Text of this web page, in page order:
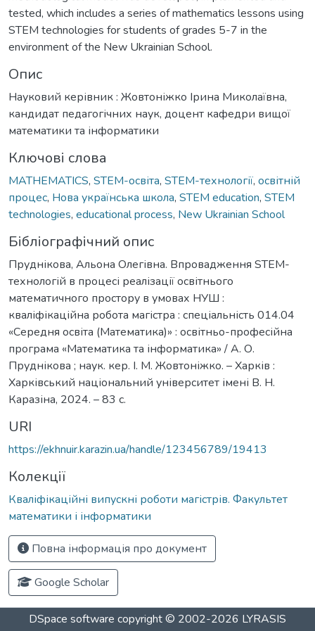
tested, which includes a series of mathematics lessons using
STEM technologies for students of grades 5-7 in the
environment of the New Ukrainian School.
Опис
Науковий керівник : Жовтоніжко Ірина Миколаївна,
кандидат педагогічних наук, доцент кафедри вищої
математики та інформатики
Ключові слова
MATHEMATICS, STEM-освіта, STEM-технології, освітній
процес, Нова українська школа, STEM education, STEM
technologies, educational process, New Ukrainian School
Бібліографічний опис
Пруднікова, Альона Олегівна. Впровадження STEM-
технологій в процесі реалізації освітнього
математичного простору в умовах НУШ :
кваліфікаційна робота магістра : спеціальність 014.04
«Середня освіта (Математика)» : освітньо-професійна
програма «Математика та інформатика» / А. О.
Пруднікова ; наук. кер. І. М. Жовтоніжко. – Харків :
Харківський національний університет імені В. Н.
Каразіна, 2024. – 83 с.
URI
https://ekhnuir.karazin.ua/handle/123456789/19413
Колекції
Кваліфікаційні випускні роботи магістрів. Факультет
математики і інформатики
Повна інформація про документ
Google Scholar
DSpace software copyright © 2002-2026 LYRASIS